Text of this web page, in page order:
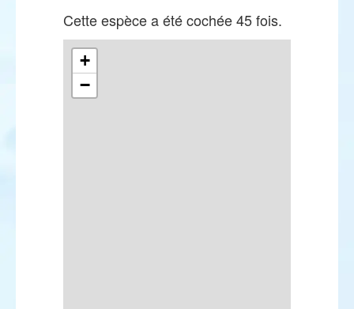
Cette espèce a été cochée 45 fois.
+
−